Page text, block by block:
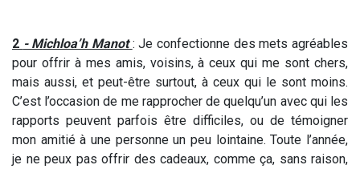
2 - Michloa’h Manot : Je confectionne des mets agréables
pour offrir à mes amis, voisins, à ceux qui me sont chers,
mais aussi, et peut-être surtout, à ceux qui le sont moins.
C’est l’occasion de me rapprocher de quelqu’un avec qui les
rapports peuvent parfois être difficiles, ou de témoigner
mon amitié à une personne un peu lointaine. Toute l’année,
je ne peux pas offrir des cadeaux, comme ça, sans raison,